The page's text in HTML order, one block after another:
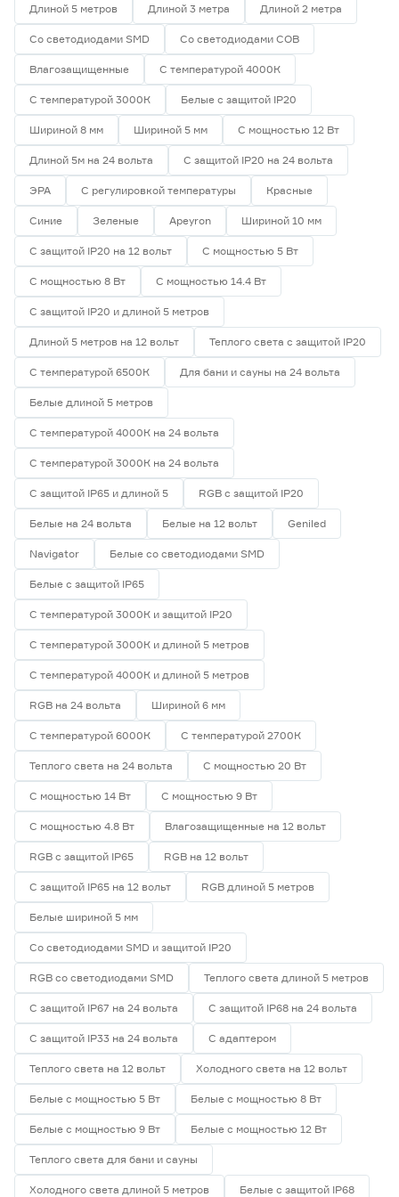
Регулируемый (белый)
Цветовая температура (К)
2700 (теплый)
2700-3000 (теплый)
3000 (теплый)
3800-4200 (дневной)
4000 (нейтральный)
Ещё 4
Степень защиты (IP)
20 33 65
67 68
Длина (м)
1 1,2 2
3
Ширина (мм)
5 6 8
10 12
Ещё 1
Напряжение (В)
12
230
Мощность (Вт/м)
8 12
5 7 9
Ещё 11
Индекс цветопередачи (Ra)
58 70
82 90
Тип светодиода
SMD2835
1
SMD3535 СОВ
2
SMD5050
Марка
Apeyron
Geniled
IEK
0
Ещё 2
Длиной 5 метров Длиной 3 метра Длиной 2 метра
Со светодиодами SMD Со светодиодами СОВ
Влагозащищенные С температурой 4000К
С температурой 3000К Белые с защитой IP20
Шириной 8 мм Шириной 5 мм С мощностью 12 Вт
Длиной 5м на 24 вольта С защитой IP20 на 24 вольта
ЭРА С регулировкой температуры Красные
Синие Зеленые Apeyron Шириной 10 мм
С защитой IP20 на 12 вольт С мощностью 5 Вт
С мощностью 8 Вт С мощностью 14.4 Вт
С защитой IP20 и длиной 5 метров
Длиной 5 метров на 12 вольт Теплого света с защитой IP20
С температурой 6500К Для бани и сауны на 24 вольта
Белые длиной 5 метров
С температурой 4000К на 24 вольта
С температурой 3000К на 24 вольта
С защитой IP65 и длиной 5 RGB с защитой IP20
Белые на 24 вольта Белые на 12 вольт Geniled
Navigator Белые со светодиодами SMD
Белые с защитой IP65
С температурой 3000К и защитой IP20
С температурой 3000К и длиной 5 метров
С температурой 4000К и длиной 5 метров
RGB на 24 вольта Шириной 6 мм
С температурой 6000К С температурой 2700К
Теплого света на 24 вольта С мощностью 20 Вт
С мощностью 14 Вт С мощностью 9 Вт
С мощностью 4.8 Вт Влагозащищенные на 12 вольт
RGB с защитой IP65 RGB на 12 вольт
С защитой IP65 на 12 вольт RGB длиной 5 метров
Белые шириной 5 мм
Со светодиодами SMD и защитой IP20
RGB со светодиодами SMD Теплого света длиной 5 метров
С защитой IP67 на 24 вольта С защитой IP68 на 24 вольта
С защитой IP33 на 24 вольта С адаптером
Теплого света на 12 вольт Холодного света на 12 вольт
Белые с мощностью 5 Вт Белые с мощностью 8 Вт
Белые с мощностью 9 Вт Белые с мощностью 12 Вт
Теплого света для бани и сауны
Холодного света длиной 5 метров Белые с защитой IP68